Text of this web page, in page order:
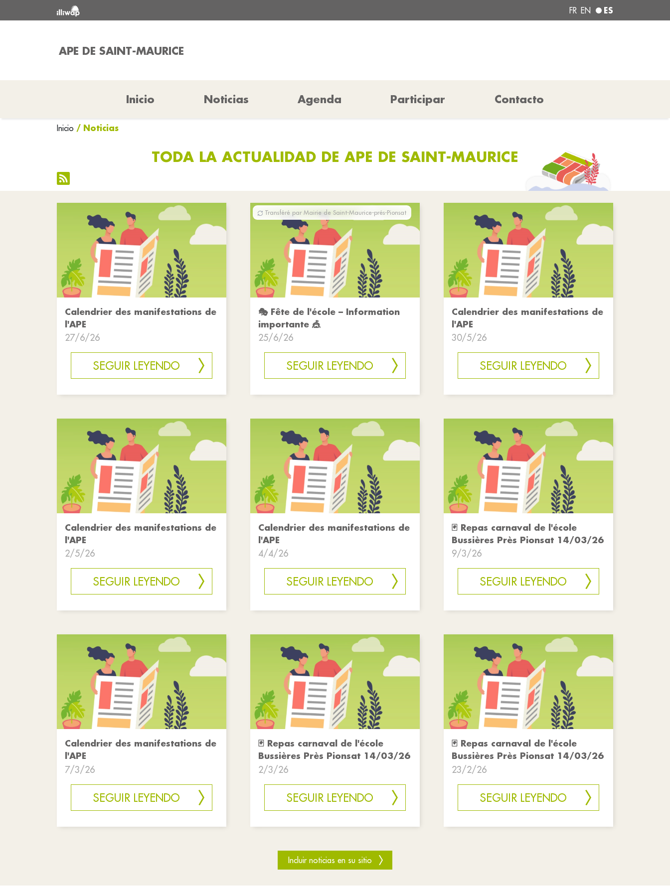
FR EN ES
APE DE SAINT-MAURICE
Inicio Noticias Agenda Participar Contacto
Inicio / Noticias
TODA LA ACTUALIDAD DE APE DE SAINT-MAURICE
Calendrier des manifestations de
l'APE
27/6/26
SEGUIR LEYENDO
Transféré par Mairie de Saint-Maurice-prés-Pionsat
🎭 Fête de l'école – Information
importante 🎪
25/6/26
SEGUIR LEYENDO
Calendrier des manifestations de
l'APE
30/5/26
SEGUIR LEYENDO
Calendrier des manifestations de
l'APE
2/5/26
SEGUIR LEYENDO
Calendrier des manifestations de
l'APE
4/4/26
SEGUIR LEYENDO
🃏 Repas carnaval de l'école
Bussières Près Pionsat 14/03/26
9/3/26
SEGUIR LEYENDO
Calendrier des manifestations de
l'APE
7/3/26
SEGUIR LEYENDO
🃏 Repas carnaval de l'école
Bussières Près Pionsat 14/03/26
2/3/26
SEGUIR LEYENDO
🃏 Repas carnaval de l'école
Bussières Près Pionsat 14/03/26
23/2/26
SEGUIR LEYENDO
Incluir noticias en su sitio